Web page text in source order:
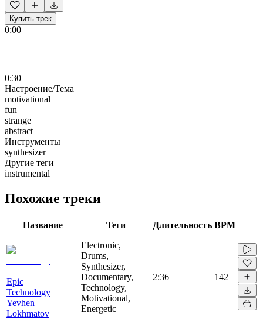
Купить трек
0:00
0:30
Настроение/Тема
motivational
fun
strange
abstract
Инструменты
synthesizer
Другие теги
instrumental
Похожие треки
Название Теги Длительность BPM
Epic
Technology
Yevhen
Lokhmatov
Electronic,
Drums,
Synthesizer,
Documentary,
Technology,
Motivational,
Energetic
2:36 142